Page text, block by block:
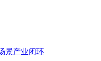
景产业闭环